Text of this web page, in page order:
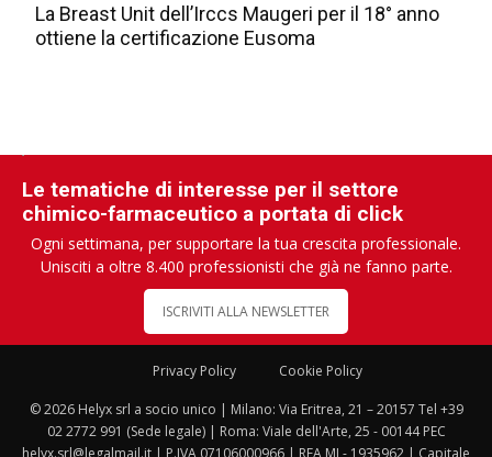
La Breast Unit dell’Irccs Maugeri per il 18° anno
ottiene la certificazione Eusoma
Le tematiche di interesse per il settore
chimico-farmaceutico a portata di click
Ogni settimana, per supportare la tua crescita professionale.
Unisciti a oltre 8.400 professionisti che già ne fanno parte.
ISCRIVITI ALLA NEWSLETTER
Privacy Policy Cookie Policy
© 2026 Helyx srl a socio unico | Milano: Via Eritrea, 21 – 20157 Tel +39
02 2772 991 (Sede legale) | Roma: Viale dell'Arte, 25 - 00144 PEC
helyx.srl@legalmail.it | P.IVA 07106000966 | REA MI - 1935962 | Capitale